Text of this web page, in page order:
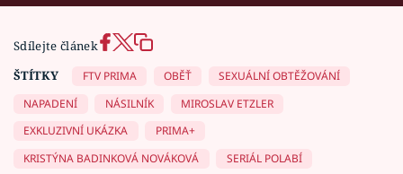
Sdílejte článek
ŠTÍTKY
FTV PRIMA OBĚŤ
SEXUÁLNÍ OBTĚŽOVÁNÍ
NAPADENÍ
NÁSILNÍK
MIROSLAV ETZLER
EXKLUZIVNÍ UKÁZKA
PRIMA+
KRISTÝNA BADINKOVÁ NOVÁKOVÁ
SERIÁL POLABÍ